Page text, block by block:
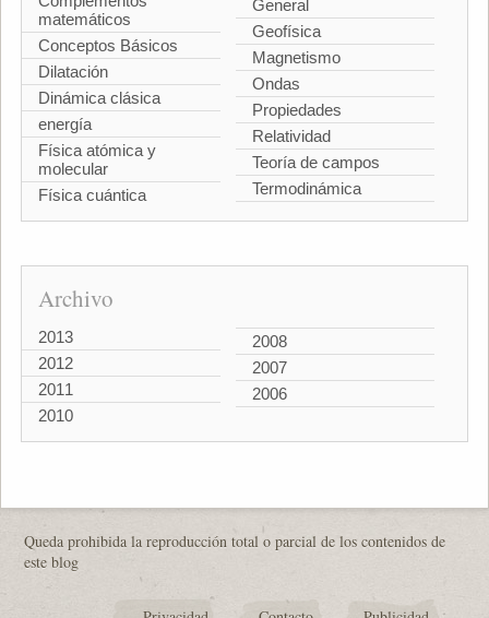
matemáticos
Conceptos Básicos
Dilatación
Dinámica clásica
energía
Física atómica y
molecular
Física cuántica
General
Geofísica
Magnetismo
Ondas
Propiedades
Relatividad
Teoría de campos
Termodinámica
Archivo
2013
2012
2011
2010
2008
2007
2006
Queda prohibida la reproducción total o parcial de los contenidos de
este blog